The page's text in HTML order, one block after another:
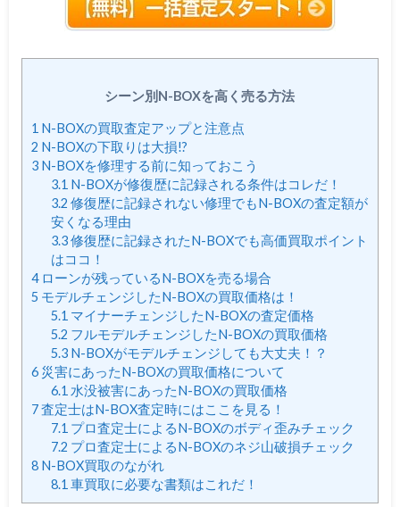
シーン別N-BOXを高く売る方法
1 N-BOXの買取査定アップと注意点
2 N-BOXの下取りは大損!?
3N-BOXを修理する前に知っておこう
3.1 N-BOXが修復歴に記録される条件はコレだ！
3.2 修復歴に記録されない修理でもN-BOXの査定額が
安くなる理由
3.3修復歴に記録されたN-BOXでも高価買取ポイント
はココ！
4ローンが残っているN-BOXを売る場合
5 モデルチェンジしたN-BOXの買取価格は！
5.1 マイナーチェンジしたN-BOXの査定価格
5.2 フルモデルチェンジしたN-BOXの買取価格
5.3N-BOXがモデルチェンジしても大丈夫！？
6災害にあったN-BOXの買取価格について
6.1 水没被害にあったN-BOXの買取価格
7査定士はN-BOX査定時にはここを見る！
7.1 プロ査定士によるN-BOXのボディ歪みチェック
7.2 プロ査定士によるN-BOXのネジ山破損チェック
8N-BOX買取のながれ
8.1 車買取に必要な書類はこれだ！